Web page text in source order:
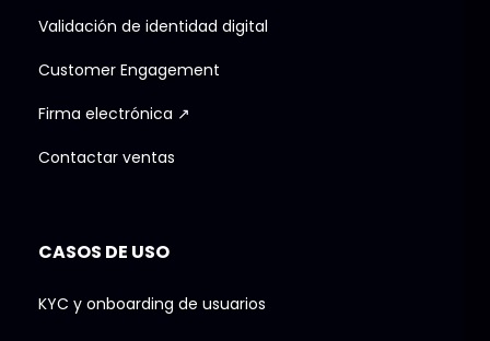
Validación de identidad digital
Customer Engagement
Firma electrónica ↗
Contactar ventas
CASOS DE USO
KYC y onboarding de usuarios